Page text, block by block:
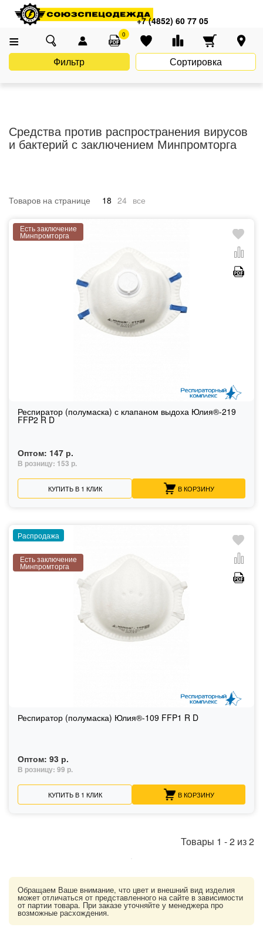
+7 (4852) 60 77 05
0
Главная Каталог
Средства индивидуальной защиты (СИЗ)
Средства защиты против распространения вирусов и бактерий
Средства против распространения вирусов и бактерий с заключением
Минпромторга
Средства против распространения вирусов
и бактерий с заключением Минпромторга
Фильтр Сортировка
Товаров на странице 18 24 все
Есть заключение
Минпромторга
Респиратор (полумаска) с клапаном выдоха Юлия®-219
FFP2 R D
Оптом: 147 р.
В розницу: 153 р.
КУПИТЬ В 1 КЛИК В КОРЗИНУ
Распродажа
Есть заключение
Минпромторга
Респиратор (полумаска) Юлия®-109 FFP1 R D
Оптом: 93 р.
В розницу: 99 р.
КУПИТЬ В 1 КЛИК В КОРЗИНУ
Товары 1 -2 из2
Обращаем Ваше внимание, что цвет и внешний вид изделия
может отличаться от представленного на сайте в зависимости
от партии товара. При заказе уточняйте у менеджера про
возможные расхождения.